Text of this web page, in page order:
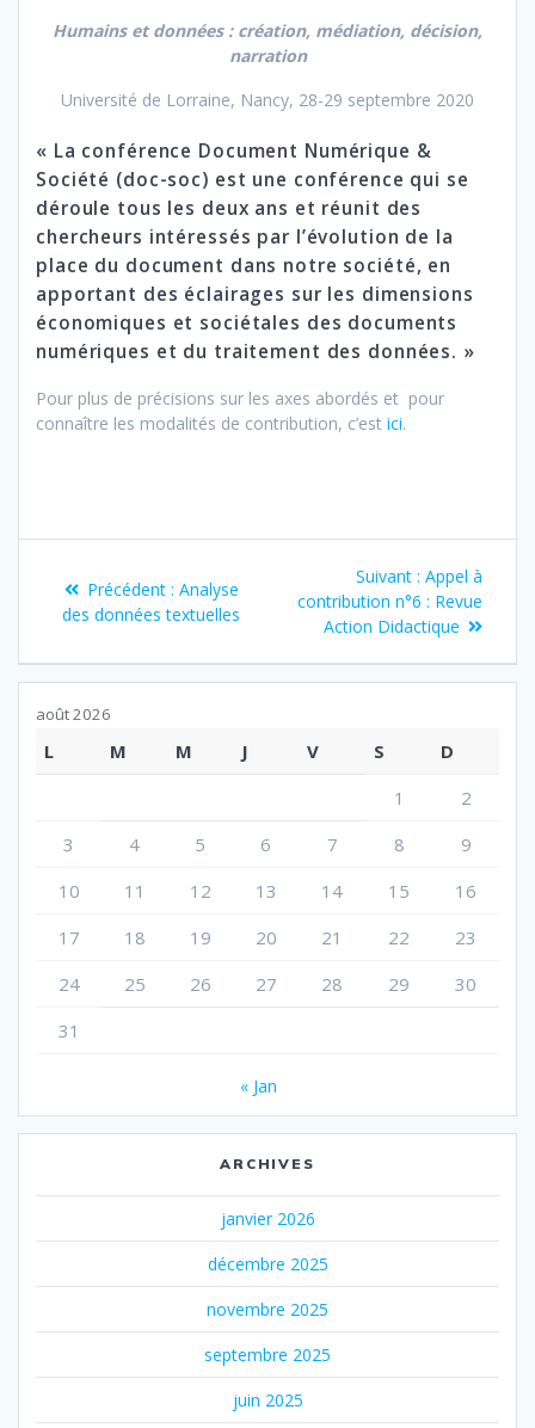
Humains et données : création, médiation, décision,
narration
Université de Lorraine, Nancy, 28-29 septembre 2020
« La conférence Document Numérique &
Société (doc-soc) est une conférence qui se
déroule tous les deux ans et réunit des
chercheurs intéressés par l’évolution de la
place du document dans notre société, en
apportant des éclairages sur les dimensions
économiques et sociétales des documents
numériques et du traitement des données. »
Pour plus de précisions sur les axes abordés et pour
connaître les modalités de contribution, c’est ici.
de
l’article
Précédent : Article
précédent
Analyse
des données textuelles
Suivant : Article
suivant
:
Appel à
contribution n°6 : Revue
Action Didactique
août 2026
L M M J V S
D
1
2
3
4 5 6 7 8
9
10
11 12 13 14 15
16
17
18 19 20 21 22
23
24
25 26 27 28 29
30
31
« Jan
ARCHIVES
janvier 2026
décembre 2025
novembre 2025
septembre 2025
juin 2025